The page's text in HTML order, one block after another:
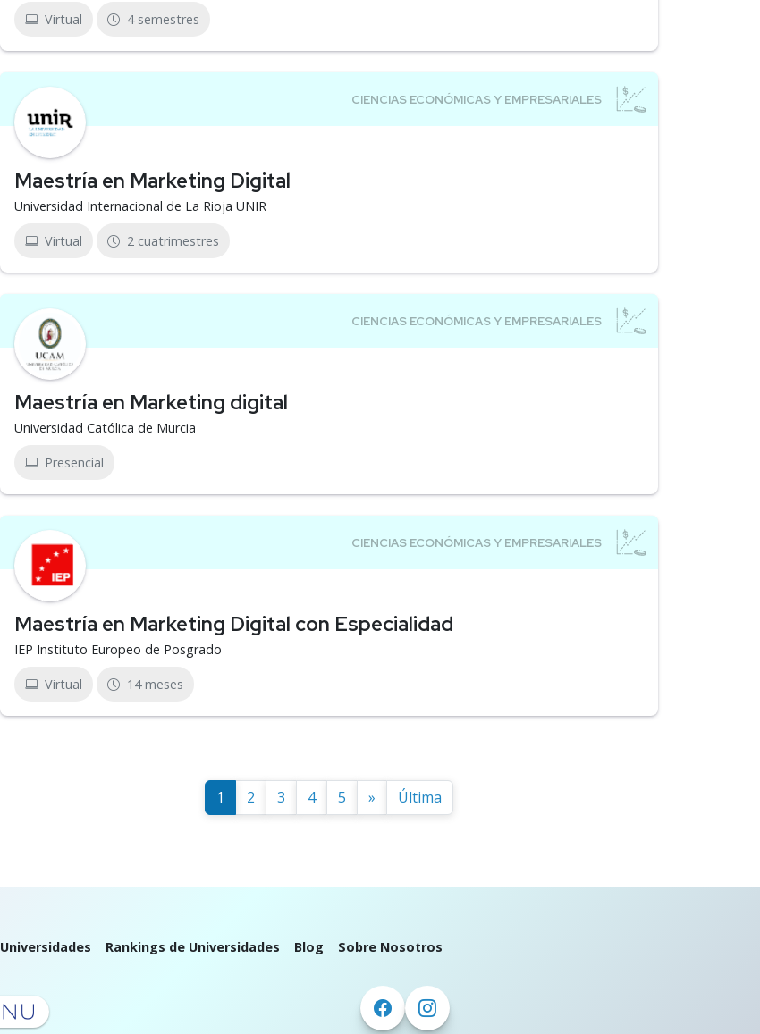
Virtual 4 semestres
Maestría en Marketing Digital
Universidad Internacional de La Rioja UNIR
Virtual 2 cuatrimestres
Maestría en Marketing digital
Universidad Católica de Murcia
Presencial
Maestría en Marketing Digital con Especialidad
IEP Instituto Europeo de Posgrado
Virtual 14 meses
1 2 3 4 5 » Última
Universidades Rankings de Universidades Blog Sobre Nosotros